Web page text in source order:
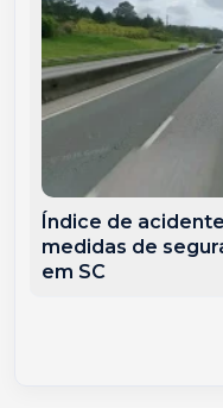
Índice de
medidas de
em SC